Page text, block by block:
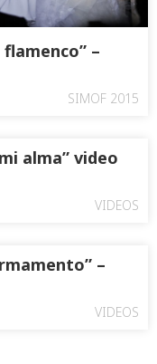
–
SIMOF 2015
alma” video
VIDEOS
–
VIDEOS